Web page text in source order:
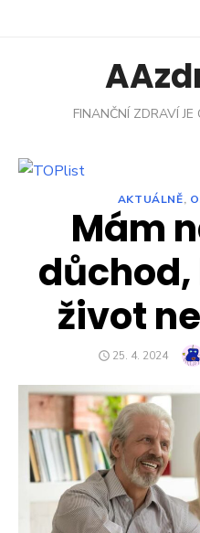
FINANČNÍ ZDRAVÍ
AKTUÁLNĚ,
Mám
život
POSTED
25. 4. 2024